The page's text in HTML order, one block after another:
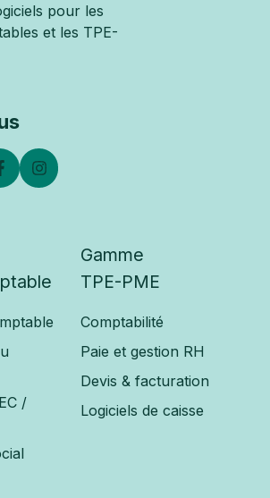
pour les
et les TPE-
/
Gamme
TPE-PME
Comptabilité
Paie et gestion RH
Devis & facturation
Logiciels de caisse